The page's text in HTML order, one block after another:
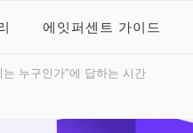
로그
식 블로그
에잇퍼센트 가이드
누구인가”에 답하는 시간